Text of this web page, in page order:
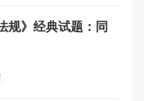
规》经典试题：同